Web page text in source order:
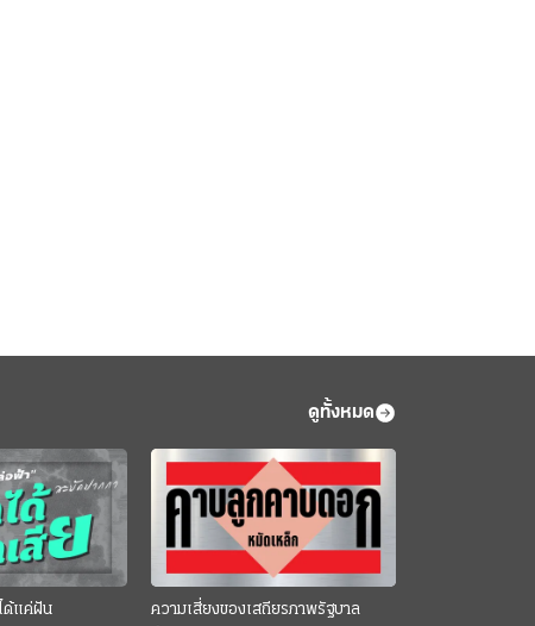
ดูทั้งหมด
ด้แค่ฝัน
ความเสี่ยงของเสถียรภาพรัฐบาล